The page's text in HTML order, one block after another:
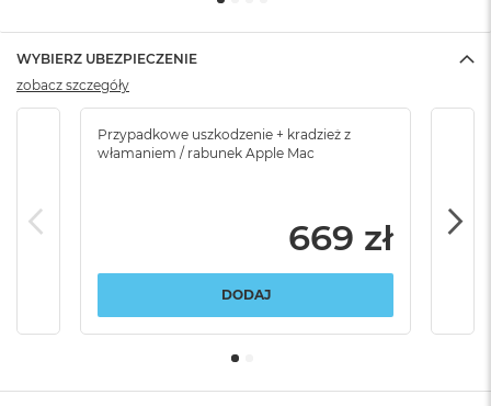
WYBIERZ UBEZPIECZENIE
Przypadkowe uszkodzenie + kradzież z
włamaniem / rabunek Apple Mac
669 zł
DODAJ
zobacz szczegóły